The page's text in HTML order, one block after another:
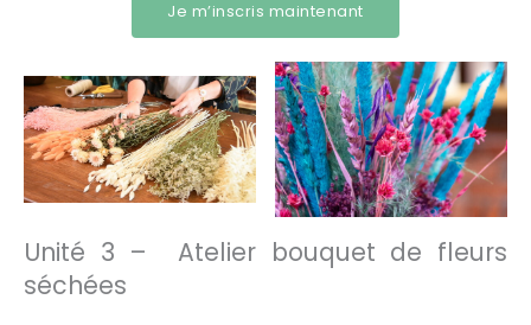
Je m’inscris maintenant
Unité 3 – Atelier bouquet de fleurs
séchées